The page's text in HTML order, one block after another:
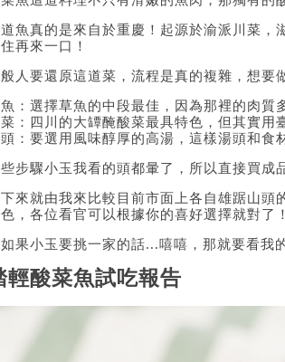
魚真的是來自於重慶！起源於渝派川菜，
再來一口！
人要還原這道菜，流程是真的複雜，想要
：選擇草魚的中段最佳，因為那裡的肉質
：四川的大罈醃酸菜最具特色，但其實用
：要選用風味醇厚的高湯，這樣湯頭和食
步驟小玉我看的頭都暈了，所以直接買成
來就由我來比較目前市面上各自雄踞山頭
，各位看官可以根據你的喜好選擇就對了！
果小玉要挑一家的話...嘻嘻，那就要看我
輕酸菜魚試吃報告